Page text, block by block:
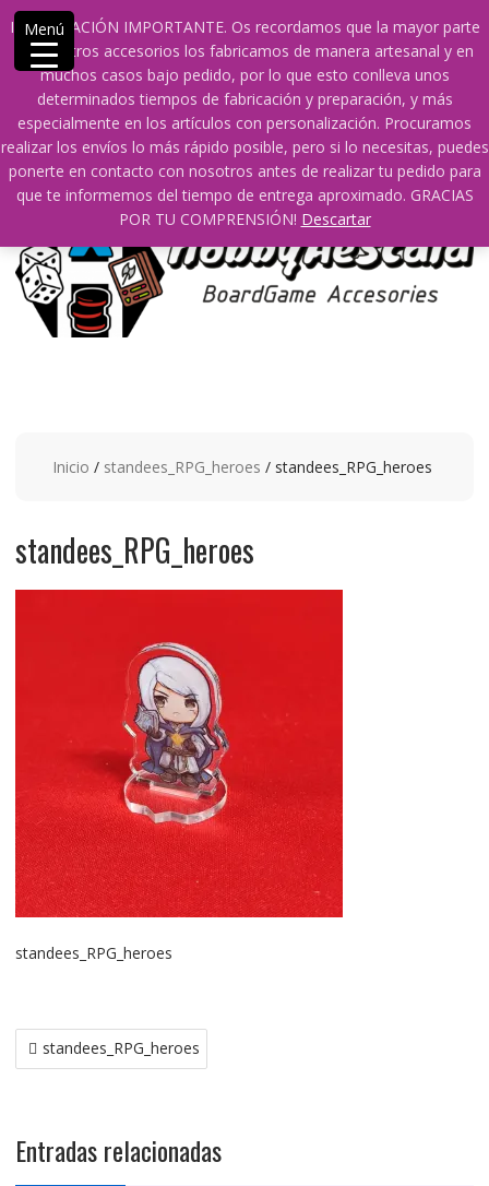
INFORMACIÓN IMPORTANTE. Os recordamos que la mayor parte
de nuestros accesorios los fabricamos de manera artesanal y en
muchos casos bajo pedido, por lo que esto conlleva unos
determinados tiempos de fabricación y preparación, y más
especialmente en los artículos con personalización. Procuramos
realizar los envíos lo más rápido posible, pero si lo necesitas, puedes
ponerte en contacto con nosotros antes de realizar tu pedido para
que te informemos del tiempo de entrega aproximado. GRACIAS
POR TU COMPRENSIÓN! Descartar
Saltar
contenido
609241475 SOLO DE 10:00 a 14:00
info@hobbyaescala.com
San Fernando de Henares
10:00 - 14:00
Mi cuenta
0 0
Inicio / standees_RPG_heroes / standees_RPG_heroes
standees_RPG_heroes
standees_RPG_heroes
Navegación
de
standees_RPG_heroes
Entradas relacionadas
Menú